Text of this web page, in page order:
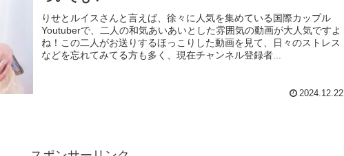
りせとルイスさんと言えば、徐々に人気を集めている国際カップル
Youtuberで、二人の和気あいあいとした雰囲気の動画が大人気ですよ
ね！この二人がお送りするほっこりした動画を見て、日々のストレス
などを忘れてみてる方も多く、現在チャンネル登録者...
2024.12.22